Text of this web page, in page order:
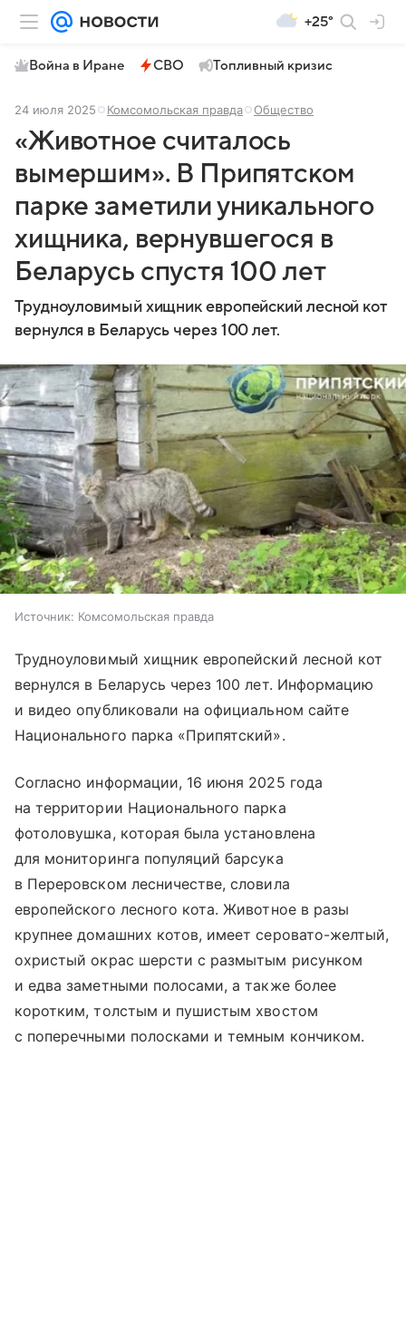
+25°
Война в Иране СВО Топливный кризис
24 июля 2025 Комсомольская правда Общество
«Животное считалось
вымершим». В Припятском
парке заметили уникального
хищника, вернувшегося в
Беларусь спустя 100 лет
Трудноуловимый хищник европейский лесной кот
вернулся в Беларусь через 100 лет.
Источник: Комсомольская правда
Трудноуловимый хищник европейский лесной кот
вернулся в Беларусь через 100 лет. Информацию
и видео опубликовали на официальном сайте
Национального парка «Припятский».
Согласно информации, 16 июня 2025 года
на территории Национального парка
фотоловушка, которая была установлена
для мониторинга популяций барсука
в Переровском лесничестве, словила
европейского лесного кота. Животное в разы
крупнее домашних котов, имеет серовато-желтый,
охристый окрас шерсти с размытым рисунком
и едва заметными полосами, а также более
коротким, толстым и пушистым хвостом
с поперечными полосками и темным кончиком.